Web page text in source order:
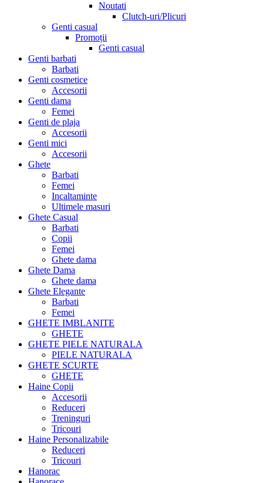
Noutati
Clutch-uri/Plicuri
Genti casual
Promoții
Genti casual
Genti barbati
Barbati
Genti cosmetice
Accesorii
Genti dama
Femei
Genti de plaja
Accesorii
Genti mici
Accesorii
Ghete
Barbati
Femei
Incaltaminte
Ultimele masuri
Ghete Casual
Barbati
Copii
Femei
Ghete dama
Ghete Dama
Ghete dama
Ghete Elegante
Barbati
Femei
GHETE IMBLANITE
GHETE
GHETE PIELE NATURALA
PIELE NATURALA
GHETE SCURTE
GHETE
Haine Copii
Accesorii
Reduceri
Treninguri
Tricouri
Haine Personalizabile
Reduceri
Tricouri
Hanorac